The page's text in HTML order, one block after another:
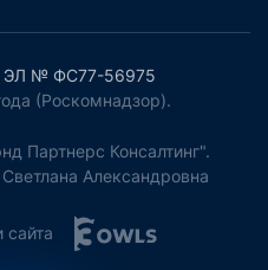
ЭЛ № ФС77-56975
(Роскомнадзор).
Партнерс Консалтинг".
Александровна
сайта